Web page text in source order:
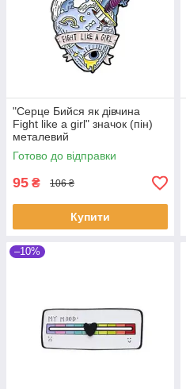
"Серце Бийся як дівчина
Fight like a girl" значок (пін)
металевий
Готово до відправки
95 ₴ 106 ₴
Купити
–10%